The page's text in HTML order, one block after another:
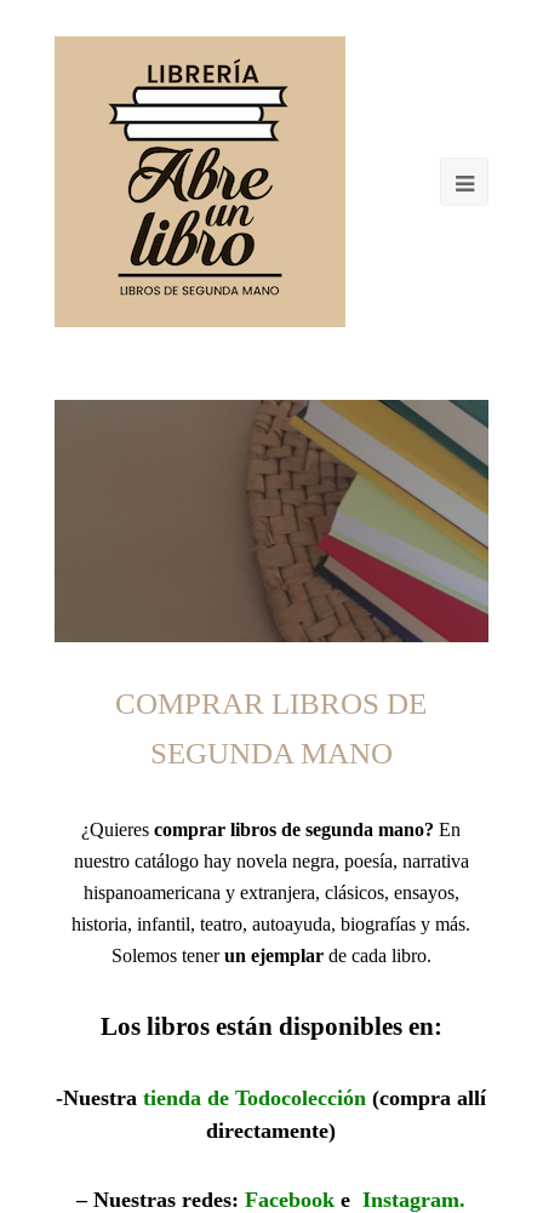
Open
COMPRAR LIBROS DE
SEGUNDA MANO
¿Quierescomprar libros de segunda mano?En
nuestro catálogo hay novela negra, poesía, narrativa
hispanoamericana y extranjera, clásicos, ensayos,
historia, infantil, teatro, autoayuda, biografías y más.
Solemos tenerun ejemplarde cada libro.
Los libros estándisponibles en:
-Nuestratienda de Todocolección(compra allí
directamente)
– Nuestras redes:Facebook e Instagram.